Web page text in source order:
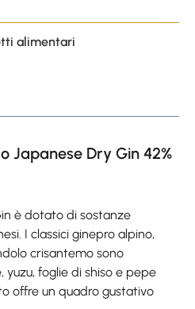
alimentari
Japanese Dry Gin 42%
è dotato di sostanze
I classici ginepro alpino,
crisantemo sono
foglie di shiso e pepe
offre un quadro gustativo